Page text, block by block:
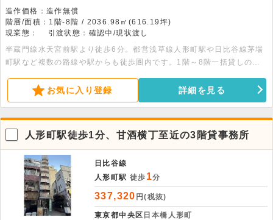
造作価格：造作無償
階層/面積：1階-8階 / 2036.98㎡(616.19坪)
現業態：
引渡状態：確認中/現状渡し
半蔵門線水天宮前駅より徒歩6分。都営浅草線人形町駅や日比谷線茅場
町駅など複数の路線や駅からも徒歩圏内です。1階～8階一括貸しの事
米・2階269.20平米・3～7階各270.34平米・8階166.74平米
お気に入り登録 詳細を見る
人形町駅徒歩1分、甘酒横丁至近の3階貸事務所
日比谷線
人形町駅 徒歩 1分
337,320 円(税抜)
東京都中央区 日本橋人形町